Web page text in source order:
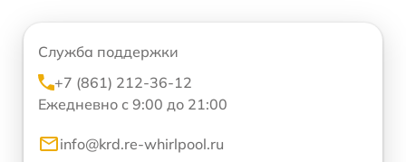
Служба поддержки
+7 (861) 212-36-12
Ежедневно с 9:00 до 21:00
info@krd.re-whirlpool.ru